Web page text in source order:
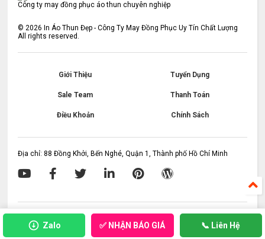
Zalo ✅ NHẬN BÁO GIÁ 📞 Liên Hệ
Công ty may đồng phục áo thun chuyên nghiệp
©2026 In Áo Thun Đẹp - Công Ty May Đồng Phục Uy Tín Chất Lượng
All rights reserved.
Giới Thiệu Tuyển Dụng
Sale Team Thanh Toán
Điều Khoản Chính Sách
Địa chỉ: 88 Đồng Khởi, Bến Nghé, Quận 1, Thành phố Hồ Chí Minh